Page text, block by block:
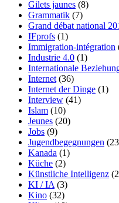
Gilets jaunes (8)
Grammatik (7)
Grand débat national
IFprofs (1)
Immigration-intégration
Industrie 4.0 (1)
Internationale
Internet (36)
Internet der Dinge (1)
Interview (41)
Islam (10)
Jeunes (20)
Jobs (9)
Jugendbegegnungen
Kanada (1)
Küche (2)
Künstliche Intelligenz
KI / IA (3)
Kino (32)